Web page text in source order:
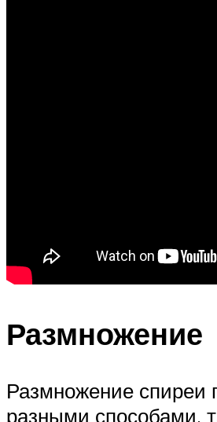
Размножение
Размножение спиреи
разными способами,